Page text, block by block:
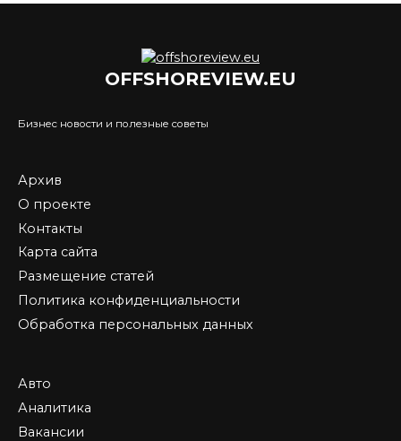
OFFSHOREVIEW.EU
Бизнес новости и полезные советы
Архив
О проекте
Контакты
Карта сайта
Размещение статей
Политика конфиденциальности
Обработка персональных данных
Авто
Аналитика
Вакансии